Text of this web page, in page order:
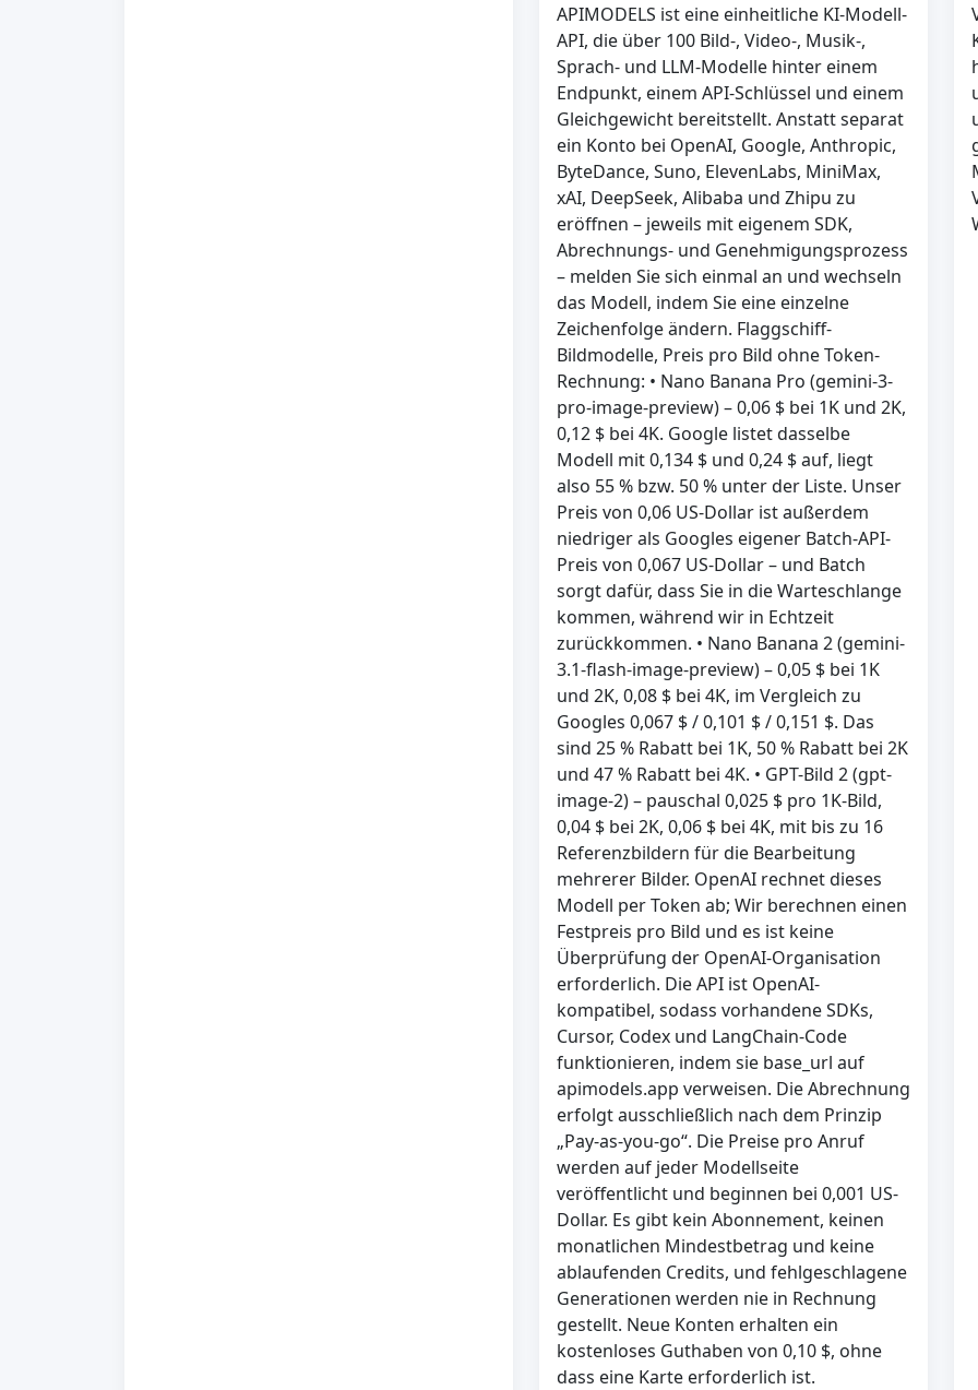
APIMODELS ist eine einheitliche KI-Modell-
API, die über 100 Bild-, Video-, Musik-,
Sprach- und LLM-Modelle hinter einem
Endpunkt, einem API-Schlüssel und einem
Gleichgewicht bereitstellt. Anstatt separat
ein Konto bei OpenAI, Google, Anthropic,
ByteDance, Suno, ElevenLabs, MiniMax,
xAI, DeepSeek, Alibaba und Zhipu zu
eröffnen – jeweils mit eigenem SDK,
Abrechnungs- und Genehmigungsprozess
– melden Sie sich einmal an und wechseln
das Modell, indem Sie eine einzelne
Zeichenfolge ändern. Flaggschiff-
Bildmodelle, Preis pro Bild ohne Token-
Rechnung: • Nano Banana Pro (gemini-3-
pro-image-preview) – 0,06 $ bei 1K und 2K,
0,12 $ bei 4K. Google listet dasselbe
Modell mit 0,134 $ und 0,24 $ auf, liegt
also 55 % bzw. 50 % unter der Liste. Unser
Preis von 0,06 US-Dollar ist außerdem
niedriger als Googles eigener Batch-API-
Preis von 0,067 US-Dollar – und Batch
sorgt dafür, dass Sie in die Warteschlange
kommen, während wir in Echtzeit
zurückkommen. • Nano Banana 2 (gemini-
3.1-flash-image-preview) – 0,05 $ bei 1K
und 2K, 0,08 $ bei 4K, im Vergleich zu
Googles 0,067 $ / 0,101 $ / 0,151 $. Das
sind 25 % Rabatt bei 1K, 50 % Rabatt bei 2K
und 47 % Rabatt bei 4K. • GPT-Bild 2 (gpt-
image-2) – pauschal 0,025 $ pro 1K-Bild,
0,04 $ bei 2K, 0,06 $ bei 4K, mit bis zu 16
Referenzbildern für die Bearbeitung
mehrerer Bilder. OpenAI rechnet dieses
Modell per Token ab; Wir berechnen einen
Festpreis pro Bild und es ist keine
Überprüfung der OpenAI-Organisation
erforderlich. Die API ist OpenAI-
kompatibel, sodass vorhandene SDKs,
Cursor, Codex und LangChain-Code
funktionieren, indem sie base_url auf
apimodels.app verweisen. Die Abrechnung
erfolgt ausschließlich nach dem Prinzip
„Pay-as-you-go“. Die Preise pro Anruf
werden auf jeder Modellseite
veröffentlicht und beginnen bei 0,001 US-
Dollar. Es gibt kein Abonnement, keinen
monatlichen Mindestbetrag und keine
ablaufenden Credits, und fehlgeschlagene
Generationen werden nie in Rechnung
gestellt. Neue Konten erhalten ein
kostenloses Guthaben von 0,10 $, ohne
dass eine Karte erforderlich ist.